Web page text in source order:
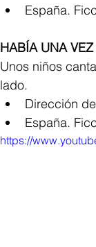
España.
HABÍA UNA VEZ
Unos niños
lado.
Dirección
España.
https://